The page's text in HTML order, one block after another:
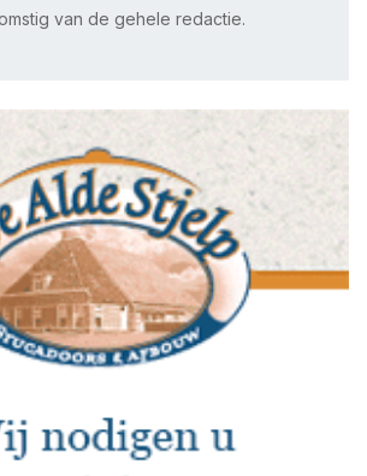
van de gehele redactie.